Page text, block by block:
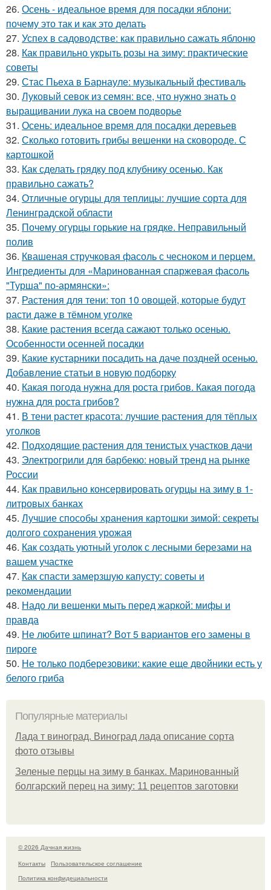
26. Осень - идеальное время для посадки яблони:
почему это так и как это делать
27. Успех в садоводстве: как правильно сажать яблоню
28. Как правильно укрыть розы на зиму: практические
советы
29. Стас Пьеха в Барнауле: музыкальный фестиваль
30. Луковый севок из семян: все, что нужно знать о
выращивании лука на своем подворье
31. Осень: идеальное время для посадки деревьев
32. Сколько готовить грибы вешенки на сковороде. С
картошкой
33. Как сделать грядку под клубнику осенью. Как
правильно сажать?
34. Отличные огурцы для теплицы: лучшие сорта для
Ленинградской области
35. Почему огурцы горькие на грядке. Неправильный
полив
36. Квашеная стручковая фасоль с чесноком и перцем.
Ингредиенты для «Маринованная спаржевая фасоль
"Турша" по-армянски»:
37. Растения для тени: топ 10 овощей, которые будут
расти даже в тёмном уголке
38. Какие растения всегда сажают только осенью.
Особенности осенней посадки
39. Какие кустарники посадить на даче поздней осенью.
Добавление статьи в новую подборку
40. Какая погода нужна для роста грибов. Какая погода
нужна для роста грибов?
41. В тени растет красота: лучшие растения для тёплых
уголков
42. Подходящие растения для тенистых участков дачи
43. Электрогрили для барбекю: новый тренд на рынке
России
44. Как правильно консервировать огурцы на зиму в 1-
литровых банках
45. Лучшие способы хранения картошки зимой: секреты
долгого сохранения урожая
46. Как создать уютный уголок с лесными березами на
вашем участке
47. Как спасти замерзшую капусту: советы и
рекомендации
48. Надо ли вешенки мыть перед жаркой: мифы и
правда
49. Не любите шпинат? Вот 5 вариантов его замены в
пироге
50. Не только подберезовики: какие еще двойники есть у
белого гриба
Популярные материалы
Лада т виноград. Виноград лада описание сорта
фото отзывы
Зеленые перцы на зиму в банках. Маринованный
болгарский перец на зиму: 11 рецептов заготовки
© 2026 Дачная жизнь
Контакты
Пользовательское соглашение
Политика конфидециальности